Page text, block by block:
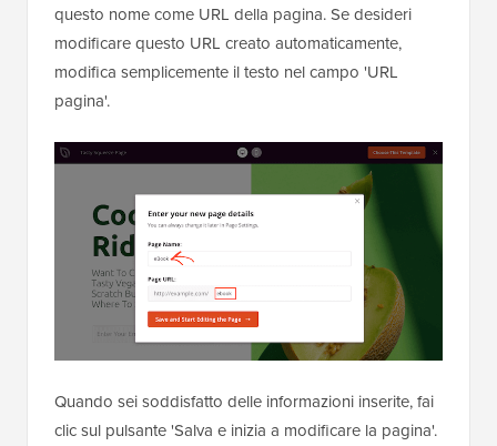
questo nome come URL della pagina. Se desideri
modificare questo URL creato automaticamente,
modifica semplicemente il testo nel campo 'URL
pagina'.
Quando sei soddisfatto delle informazioni inserite, fai
clic sul pulsante 'Salva e inizia a modificare la pagina'.